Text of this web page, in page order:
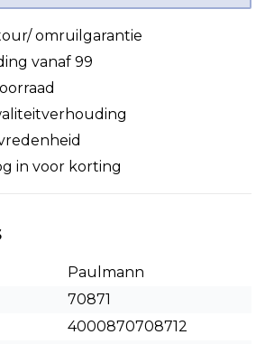
omruilgarantie
vanaf 99
in voor korting
Paulmann
70871
4000870708712